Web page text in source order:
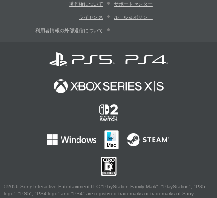
著作権について サポートセンター
ライセンス ルール＆ポリシー
利用者情報の外部送信について
©2026 Sony Interactive Entertainment LLC."PlayStation Family Mark", "PlayStation", "PS5
logo", "PS5", "PS4 logo" and "PS4" are registered trademarks or trademarks of Sony